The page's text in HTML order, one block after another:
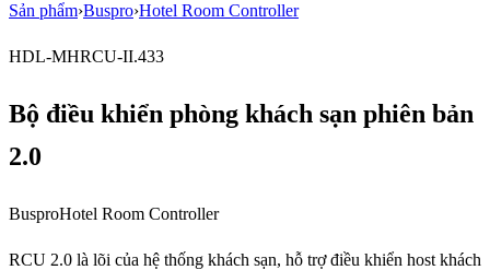
Sản phẩm›Buspro›Hotel Room Controller
HDL-MHRCU-II.433
Bộ điều khiển phòng khách sạn phiên bản
2.0
BusproHotel Room Controller
RCU 2.0 là lõi của hệ thống khách sạn, hỗ trợ điều khiển host khách